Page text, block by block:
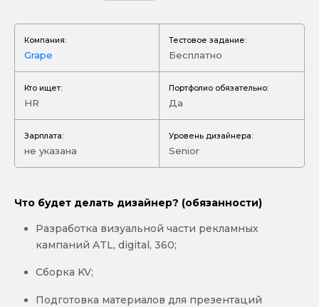
Компания:
Grape
Тестовое задание:
Бесплатно
Кто ищет:
HR
Портфолио обязательно:
Да
Зарплата:
не указана
Уровень дизайнера:
Senior
Что будет делать дизайнер? (обязанности)
Разработка визуальной части рекламных
кампаний ATL, digital, 360;
Сборка KV;
Подготовка материалов для презентаций